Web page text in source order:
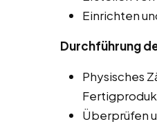
Einrichten
Durchführung
Physisches
Überprüfen